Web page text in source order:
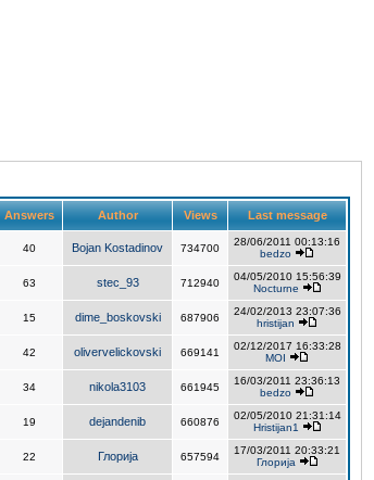
Answers Author Views Last message
40 Bojan Kostadinov 734700
28/06/2011 00:13:16
bedzo
63 stec_93 712940
04/05/2010 15:56:39
Nocturne
15 dime_boskovski 687906
24/02/2013 23:07:36
hristijan
42 olivervelickovski 669141
02/12/2017 16:33:28
MOI
34 nikola3103 661945
16/03/2011 23:36:13
bedzo
19 dejandenib 660876
02/05/2010 21:31:14
Hristijan1
22 Глорија 657594
17/03/2011 20:33:21
Глорија